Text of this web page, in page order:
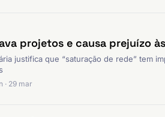
projetos e causa prejuízo
justifica que “saturação de rede” tem
· 29 mar